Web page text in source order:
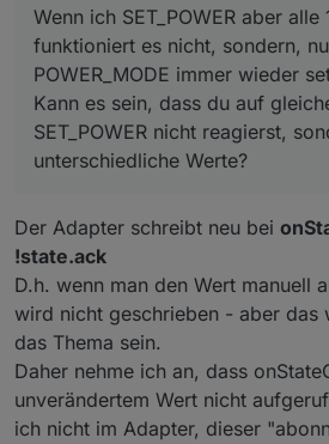
vernünftig nachvollziehen zu
In der Tag-Liste sind nur die
TAG_EMS_REQ_SET_POWER
"Mit diesem TAG kann in die
eingegriffen werden. / Bei DC-
Ladeleistung auf die
beschränkt, bei AC und
Ladeleistung auch größer der
wird, wird eine eventuell
Einspeisereduzierung NICHT
Kommando muss mindestens
werden, ansonsten geht das
"
Wenn ich SET_POWER aber alle
funktioniert es nicht, sondern,
POWER_MODE immer wieder
Kann es sein, dass du auf
SET_POWER nicht reagierst,
unterschiedliche Werte?
Wollte es eigentlich bei PV
man glaubt es kaum, seit dem
mehr
Wenn ich SET_POWER aber alle
funktioniert es nicht, sondern,
POWER_MODE immer wieder
Kann es sein, dass du auf
SET_POWER nicht reagierst,
unterschiedliche Werte?
Der Adapter schreibt neu bei
!state.ack
D.h. wenn man den Wert manuell
wird nicht geschrieben - aber das
das Thema sein.
Daher nehme ich an, dass
unverändertem Wert nicht
ich nicht im Adapter, dieser